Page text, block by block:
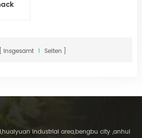
Insgesamt 1 Seiten
industrial area,bengbu city ,anhui